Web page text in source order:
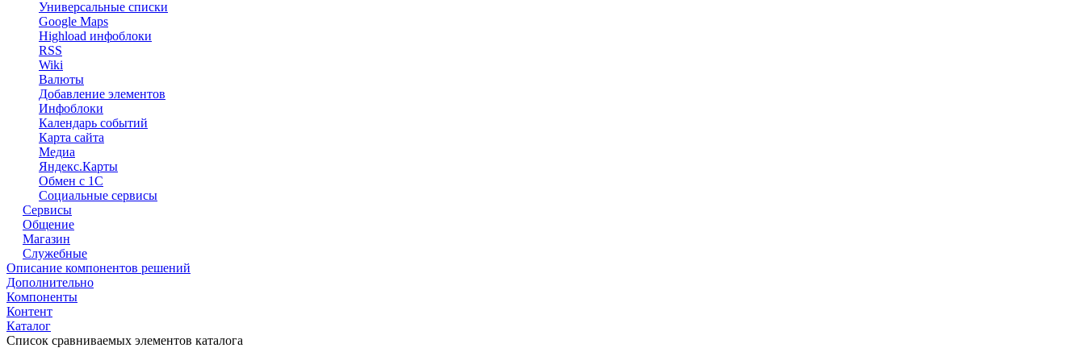
Универсальные списки
Google Maps
Highload инфоблоки
RSS
Wiki
Валюты
Добавление элементов
Инфоблоки
Календарь событий
Карта сайта
Медиа
Яндекс.Карты
Обмен с 1С
Социальные сервисы
Сервисы
Общение
Магазин
Служебные
Описание компонентов решений
Дополнительно
Компоненты
Контент
Каталог
Список сравниваемых элементов каталога